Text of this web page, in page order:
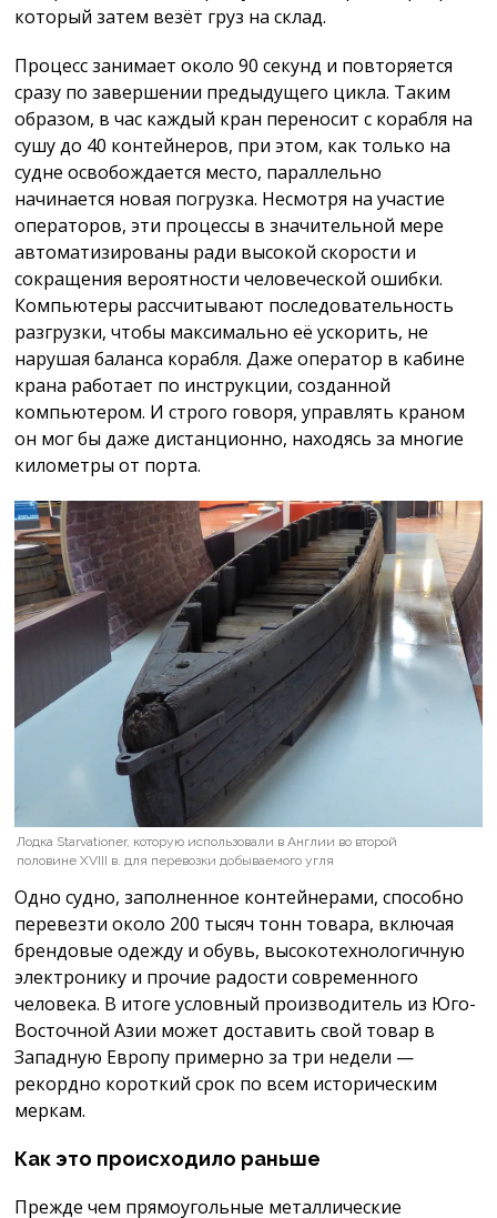
который затем везёт груз на склад.
Процесс занимает около 90 секунд и повторяется
сразу по завершении предыдущего цикла. Таким
образом, в час каждый кран переносит с корабля на
сушу до 40 контейнеров, при этом, как только на
судне освобождается место, параллельно
начинается новая погрузка. Несмотря на участие
операторов, эти процессы в значительной мере
автоматизированы ради высокой скорости и
сокращения вероятности человеческой ошибки.
Компьютеры рассчитывают последовательность
разгрузки, чтобы максимально её ускорить, не
нарушая баланса корабля. Даже оператор в кабине
крана работает по инструкции, созданной
компьютером. И строго говоря, управлять краном
он мог бы даже дистанционно, находясь за многие
километры от порта.
Лодка Starvationer, которую использовали в Англии во второй
половине XVIII в. для перевозки добываемого угля
Одно судно, заполненное контейнерами, способно
перевезти около 200 тысяч тонн товара, включая
брендовые одежду и обувь, высокотехнологичную
электронику и прочие радости современного
человека. В итоге условный производитель из Юго-
Восточной Азии может доставить свой товар в
Западную Европу примерно за три недели —
рекордно короткий срок по всем историческим
меркам.
Как это происходило раньше
Прежде чем прямоугольные металлические